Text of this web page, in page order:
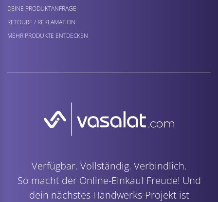
DEINE PRODUKTANFRAGE
RETOURE / REKLAMATION
MEHR PRODUKTE ENTDECKEN
Verfügbar. Vollständig. Verbindlich.
So macht der Online-Einkauf Freude! Und
dein nächstes Handwerks-Projekt ist